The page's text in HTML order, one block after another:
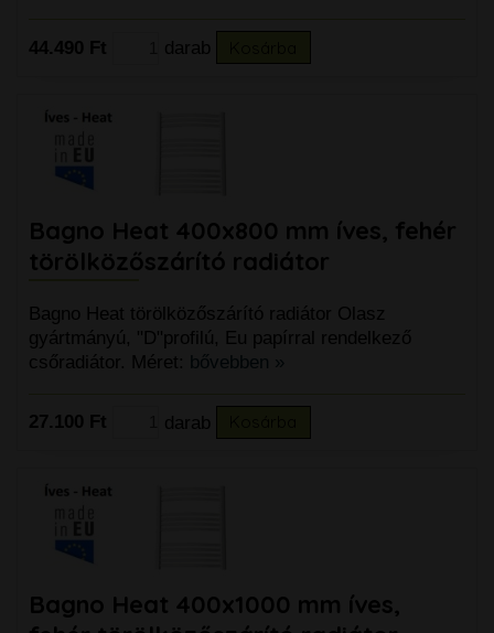
44.490 Ft darab
Bagno Heat 400x800 mm íves, fehér
törölközőszárító radiátor
Bagno Heat törölközőszárító radiátor Olasz
gyártmányú, "D"profilú, Eu papírral rendelkező
csőradiátor. Méret: bővebben »
27.100 Ft darab
Bagno Heat 400x1000 mm íves,